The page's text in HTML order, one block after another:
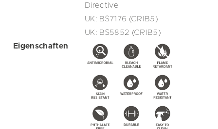
Directive
UK: BS7176 (CRIB5)
UK: BS5852 (CRIB5)
Eigenschaften